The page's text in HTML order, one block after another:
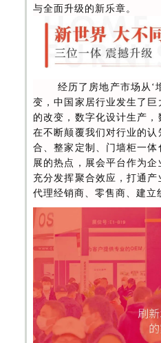
与全面升级的新乐章。
经 历了房地产市场从‘
变，中国家居行业发生了
的改变，数字化设计生产
在不断颠覆我们对行业的
合、整家定制、门墙柜一
展的热点，展会平台作为
充分发挥聚合效应，打通
代理经销商、零售商、建立